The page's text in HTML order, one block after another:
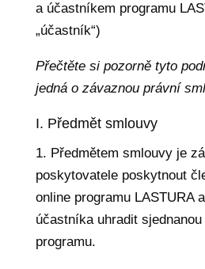
a účastníkem programu
„účastník“)
Přečtěte si pozorně tyto
jedná o závaznou právní
I. Předmět smlouvy
1. Předmětem smlouvy je
poskytovatele poskytnout
online programu LASTURA
účastníka uhradit
programu.